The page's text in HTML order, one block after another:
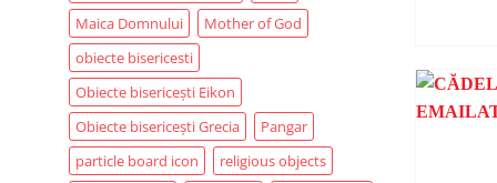
Maica Domnului
Mother of God
obiecte bisericesti
Obiecte bisericești Eikon
Obiecte bisericești Grecia
Pangar
particle board icon
religious objects